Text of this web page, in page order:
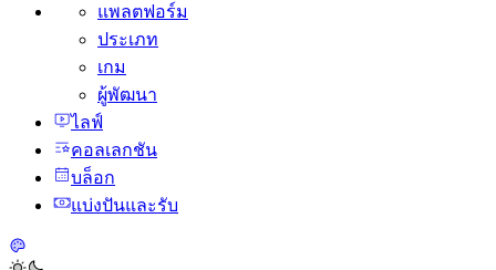
แพลตฟอร์ม
ประเภท
เกม
ผู้พัฒนา
ไลฟ์
คอลเลกชัน
บล็อก
แบ่งปันและรับ